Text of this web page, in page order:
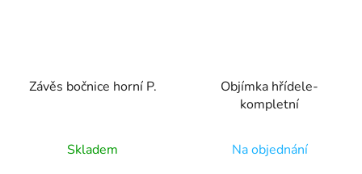
Závěs bočnice horní P.
Skladem
Objímka hřídele-
kompletní
Na objednání